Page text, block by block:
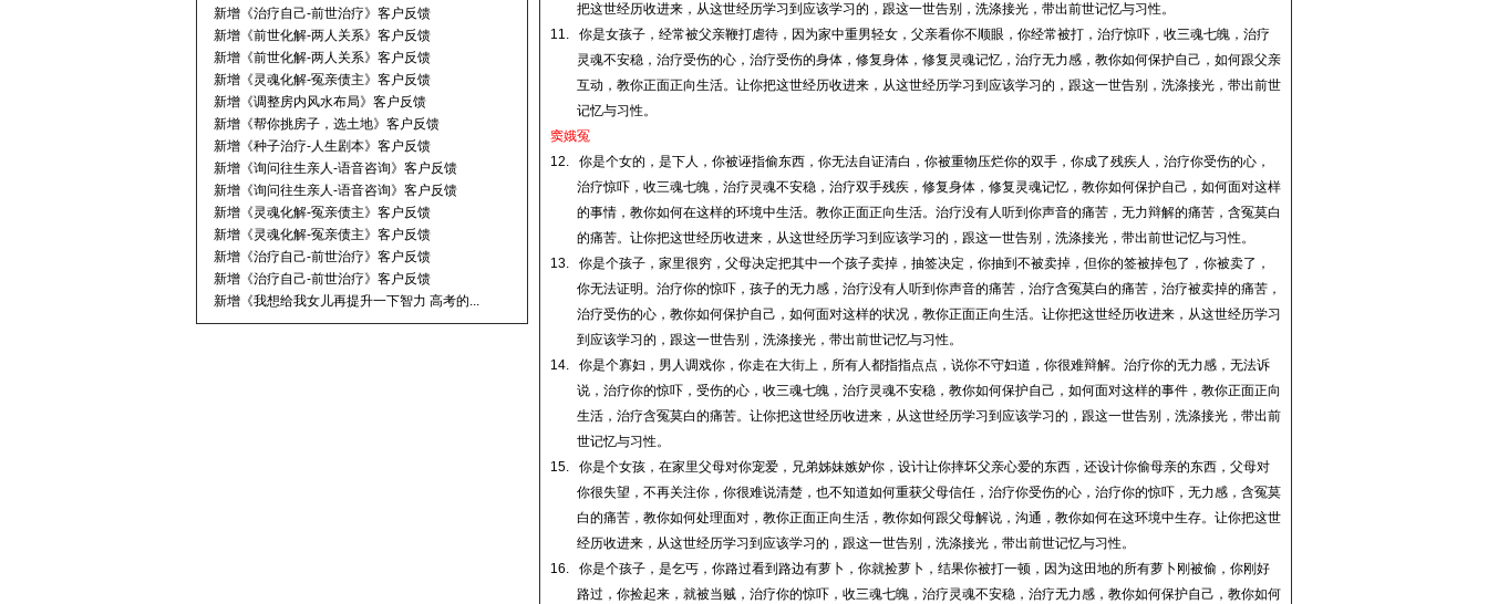
新增《治疗自己-前世治疗》客户反馈
新增《前世化解-两人关系》客户反馈
新增《前世化解-两人关系》客户反馈
新增《灵魂化解-冤亲债主》客户反馈
新增《调整房内风水布局》客户反馈
新增《帮你挑房子，选土地》客户反馈
新增《种子治疗-人生剧本》客户反馈
新增《询问往生亲人-语音咨询》客户反馈
新增《询问往生亲人-语音咨询》客户反馈
新增《灵魂化解-冤亲债主》客户反馈
新增《灵魂化解-冤亲债主》客户反馈
新增《治疗自己-前世治疗》客户反馈
新增《治疗自己-前世治疗》客户反馈
新增《我想给我女儿再提升一下智力 高考的...
把这世经历收进来，从这世经历学习到应该学习的，跟这一世告别，洗涤接光，带出前世记忆与习性。
11.
你是女孩子，经常被父亲鞭打虐待，因为家中重男轻女，父亲看你不顺眼，你经常被打，治疗惊吓，收三魂七魄，治疗
灵魂不安稳，治疗受伤的心，治疗受伤的身体，修复身体，修复灵魂记忆，治疗无力感，教你如何保护自己，如何跟父亲
互动，教你正面正向生活。 让你把这世经历收进来，从这世经历学习到应该学习的，跟这一世告别，洗涤接光，带出前世
记忆与习性。
窦娥冤
12.
你是个女的，是下人，你被诬指偷东西，你无法自证清白，你被重物压烂你的双手，你成了残疾人，治疗你受伤的心，
治疗惊吓，收三魂七魄，治疗灵魂不安稳，治疗双手残疾，修复身体，修复灵魂记忆，教你如何保护自己，如何面对这样
的事情，教你如何在这样的环境中生活。教你正面正向生活。治疗没有人听到你声音的痛苦，无力辩解的痛苦，含冤莫白
的痛苦。 让你把这世经历收进来，从这世经历学习到应该学习的，跟这一世告别，洗涤接光，带出前世记忆与习性。
13.
你是个孩子，家里很穷，父母决定把其中一个孩子卖掉，抽签决定，你抽到不被卖掉，但你的签被掉包了，你被卖了，
你无法证明。治疗你的惊吓，孩子的无力感，治疗没有人听到你声音的痛苦，治疗含冤莫白的痛苦，治疗被卖掉的痛苦，
治疗受伤的心，教你如何保护自己，如何面对这样的状况，教你正面正向生活。 让你把这世经历收进来，从这世经历学习
到应该学习的，跟这一世告别，洗涤接光，带出前世记忆与习性。
14.
你是个寡妇，男人调戏你，你走在大街上，所有人都指指点点，说你不守妇道，你很难辩解。治疗你的无力感，无法诉
说，治疗你的惊吓，受伤的心，收三魂七魄，治疗灵魂不安稳，教你如何保护自己，如何面对这样的事件，教你正面正向
生活，治疗含冤莫白的痛苦。 让你把这世经历收进来，从这世经历学习到应该学习的，跟这一世告别，洗涤接光，带出前
世记忆与习性。
15.
你是个女孩，在家里父母对你宠爱，兄弟姊妹嫉妒你，设计让你摔坏父亲心爱的东西，还设计你偷母亲的东西，父母对
你很失望，不再关注你，你很难说清楚，也不知道如何重获父母信任，治疗你受伤的心，治疗你的惊吓，无力感，含冤莫
白的痛苦，教你如何处理面对，教你正面正向生活，教你如何跟父母解说，沟通，教你如何在这环境中生存。 让你把这世
经历收进来，从这世经历学习到应该学习的，跟这一世告别，洗涤接光，带出前世记忆与习性。
16.
你是个孩子，是乞丐，你路过看到路边有萝卜 ，你就捡萝卜 ，结果你被打一顿，因为这田地的所有萝卜 刚被偷，你刚好
路过，你捡起来，就被当贼，治疗你的惊吓，收三魂七魄，治疗灵魂不安稳，治疗无力感，教你如何保护自己，教你如何